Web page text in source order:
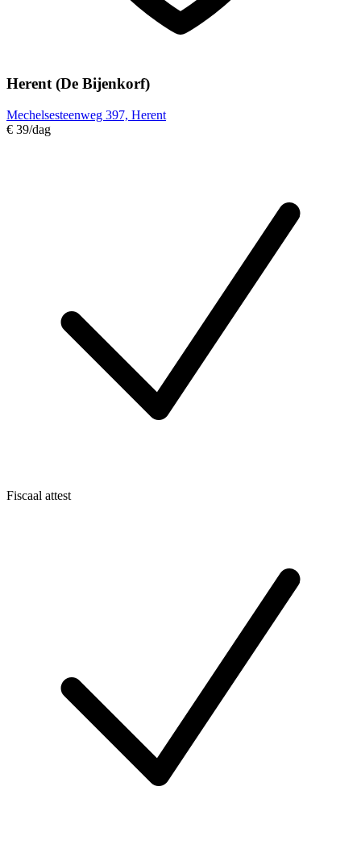
Herent (De Bijenkorf)
Mechelsesteenweg 397, Herent
€ 39/dag
Fiscaal attest